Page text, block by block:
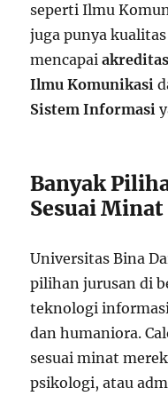
seperti Ilmu
juga punya
mencapai
Ilmu Komunikasi
Sistem Informasi
Banyak
Sesuai Minat
Universitas Bina
pilihan jurusan di
teknologi
dan humaniora.
sesuai minat
psikologi, atau